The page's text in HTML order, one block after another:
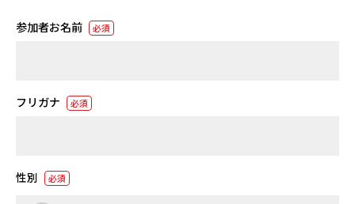
参加者お名前 必須
フリガナ 必須
性別 必須